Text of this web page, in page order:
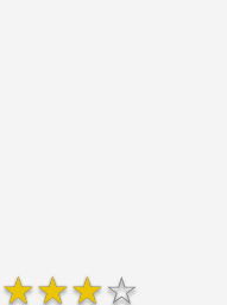
☆
☆
☆
☆